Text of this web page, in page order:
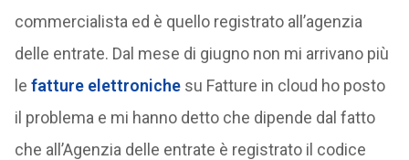
commercialista ed è quello registrato all’agenzia
delle entrate. Dal mese di giugno non mi arrivano più
le fatture elettronichesu Fatture in cloud ho posto
il problema e mi hanno detto che dipende dal fatto
che all’Agenzia delle entrate è registrato il codice